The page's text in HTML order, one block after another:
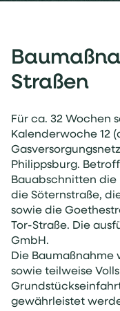
Straßen
Für ca. 32 Wochen
Kalenderwoche 12
Philippsburg.
Bauabschnitten die
die Söternstraße,
sowie die
Tor-Straße. Die
GmbH.
Die Baumaßnahme
sowie teilweise
gewährleistet